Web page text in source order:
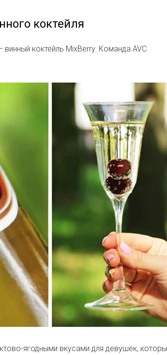
коктейля
коктейль MixBerry. Команда AVC
ягодными вкусами для девушек,